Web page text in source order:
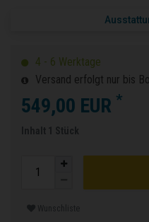
4 - 6 Werktage
Versand erfolgt nur bis
549,00 EUR *
Inhalt 1 Stück
Wunschliste